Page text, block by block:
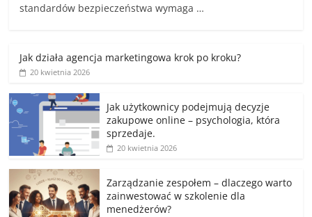
standardów bezpieczeństwa wymaga …
Jak działa agencja marketingowa krok po kroku?
20 kwietnia 2026
Jak użytkownicy podejmują decyzje
zakupowe online – psychologia, która
sprzedaje.
20 kwietnia 2026
Zarządzanie zespołem – dlaczego warto
zainwestować w szkolenie dla
menedżerów?